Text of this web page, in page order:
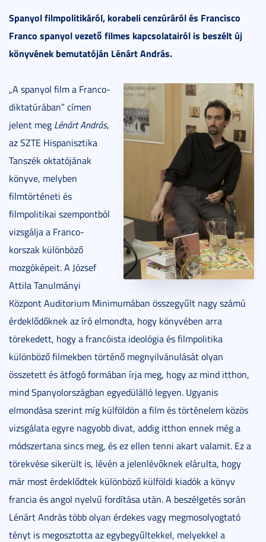
Spanyol filmpolitikáról, korabeli cenzúráról és Francisco
Franco spanyol vezető filmes kapcsolatairól is beszélt új
könyvének bemutatóján Lénárt András.
„A spanyol film a Franco-
diktatúrában” címen
jelent meg Lénárt András,
az SZTE Hispanisztika
Tanszék oktatójának
könyve, melyben
filmtörténeti és
filmpolitikai szempontból
vizsgálja a Franco-
korszak különböző
mozgóképeit. A József
Attila Tanulmányi
Központ Auditorium Minimumában összegyűlt nagy számú
érdeklődőknek az író elmondta, hogy könyvében arra
törekedett, hogy a francóista ideológia és filmpolitika
különböző filmekben történő megnyilvánulását olyan
összetett és átfogó formában írja meg, hogy az mind itthon,
mind Spanyolországban egyedülálló legyen. Ugyanis
elmondása szerint míg külföldön a film és történelem közös
vizsgálata egyre nagyobb divat, addig itthon ennek még a
módszertana sincs meg, és ez ellen tenni akart valamit. Ez a
törekvése sikerült is, lévén a jelenlévőknek elárulta, hogy
már most érdeklődtek különböző külföldi kiadók a könyv
francia és angol nyelvű fordítása után. A beszélgetés során
Lénárt András több olyan érdekes vagy megmosolyogtató
tényt is megosztotta az egybegyűltekkel, melyekkel a